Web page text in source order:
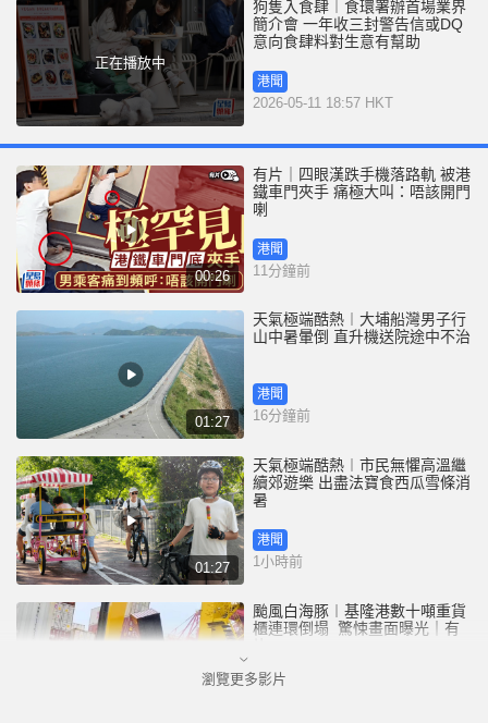
正在播放中
狗隻入食肆︱食環署辦首場業界
簡介會 一年收三封警告信或DQ
意向食肆料對生意有幫助
港聞
2026-05-11 18:57 HKT
00:26
有片｜四眼漢跌手機落路軌 被港
鐵車門夾手 痛極大叫：唔該開門
喇
港聞
11分鐘前
01:27
天氣極端酷熱︱大埔船灣男子行
山中暑暈倒 直升機送院途中不治
港聞
16分鐘前
01:27
天氣極端酷熱︱市民無懼高溫繼
續郊遊樂 出盡法寶食西瓜雪條消
暑
港聞
1小時前
颱風白海豚︱基隆港數十噸重貨
櫃連環倒塌 驚悚畫面曝光｜有
中國
瀏覽更多影片